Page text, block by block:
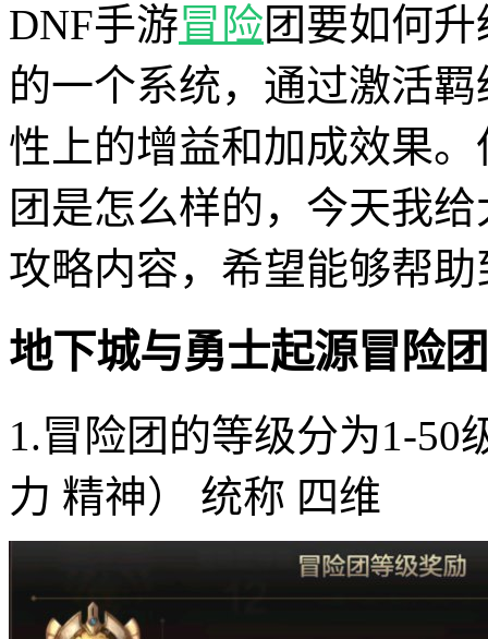
DNF手游冒险团要如何
的一个系统，通过激活
性上的增益和加成效果
团是怎么样的，今天我
攻略内容，希望能够帮
地下城与勇士起源冒险
1.冒险团的等级分为1-50
力 精神） 统称 四维